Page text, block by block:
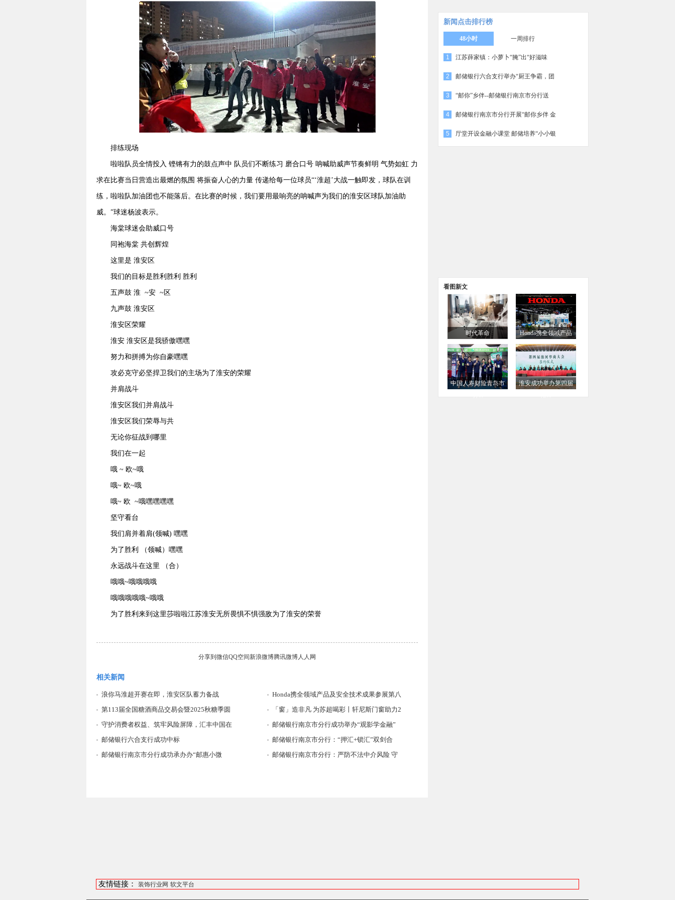
排练现场
啦啦队员全情投入 铿锵有力的鼓点声中 队员们不断练习 磨合口号 呐喊助威声节奏鲜明 气势如虹 力
求在比赛当日营造出最燃的氛围 将振奋人心的力量 传递给每一位球员“‘淮超’大战一触即发，球队在训
练，啦啦队加油团也不能落后。在比赛的时候，我们要用最响亮的呐喊声为我们的淮安区球队加油助
威。”球迷杨波表示。
海棠球迷会助威口号
同袍海棠 共创辉煌
这里是 淮安区
我们的目标是胜利胜利 胜利
五声鼓 淮 ~安 ~区
九声鼓 淮安区
淮安区荣耀
淮安 淮安区是我骄傲嘿嘿
努力和拼搏为你自豪嘿嘿
攻必克守必坚捍卫我们的主场为了淮安的荣耀
并肩战斗
淮安区我们并肩战斗
淮安区我们荣辱与共
无论你征战到哪里
我们在一起
哦 ~ 欧~哦
哦~ 欧~哦
哦~ 欧 ~哦嘿嘿嘿嘿
坚守看台
我们肩并着肩(领喊) 嘿嘿
为了胜利 （领喊）嘿嘿
永远战斗在这里 （合）
哦哦~哦哦哦哦
哦哦哦哦哦~哦哦
为了胜利来到这里莎啦啦江苏淮安无所畏惧不惧强敌为了淮安的荣誉
分享到 微信QQ空间新浪微博腾讯微博人人网
相关新闻
浪你马淮超开赛在即，淮安区队蓄力备战
Honda携全领域产品及安全技术成果参展第八
第113届全国糖酒商品交易会暨2025秋糖季圆
「窗」造非凡 为苏超喝彩丨轩尼斯门窗助力2
守护消费者权益、筑牢风险屏障，汇丰中国在
邮储银行南京市分行成功举办“观影学金融”
邮储银行六合支行成功中标
邮储银行南京市分行：“押汇+锁汇”双剑合
邮储银行南京市分行成功承办办“邮惠小微
邮储银行南京市分行：严防不法中介风险 守
新闻点击排行榜
48小时 一周排行
1 江苏薛家镇：小萝卜“腌”出“好滋味
2 邮储银行六合支行举办“厨王争霸，团
3 “邮你”乡伴--邮储银行南京市分行送
4 邮储银行南京市分行开展“邮你乡伴 金
5 厅堂开设金融小课堂 邮储培养“小小银
看图新文
时代革命
Connor,Clark...
Honda携全领域产品
及...
中国人寿财险青岛市
分...
淮安成功举办第四届
淮...
友情链接： 装饰行业网 软文平台